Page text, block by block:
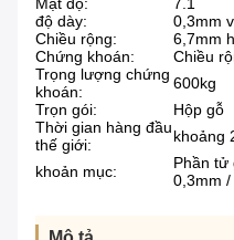
Mật độ:
7.1
độ dày:
0,3mm
Chiều rộng:
6,7mm
Chứng khoán:
Chiều
Trọng lượng chứng
khoán:
600kg
Trọn gói:
Hộp gỗ
Thời gian hàng đầu
thế giới:
khoảng
khoản mục:
Phần tử
0,3mm